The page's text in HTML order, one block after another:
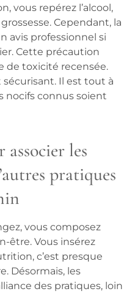
vous repérez l’alcool,
Cependant, la
avis professionnel si
Cette précaution
de toxicité recensée.
Il est tout à
nocifs connus soient
les
pratiques
vous composez
être. Vous insérez
c’est presque
Désormais, les
des pratiques, loin